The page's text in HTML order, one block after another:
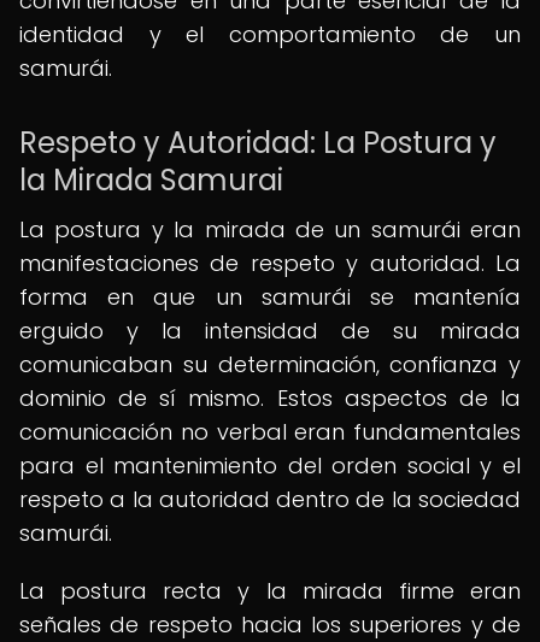
identidad y el comportamiento de un
samurái.
Respeto y Autoridad: La Postura y
la Mirada Samurai
La postura y la mirada de un samurái eran
manifestaciones de respeto y autoridad. La
forma en que un samurái se mantenía
erguido y la intensidad de su mirada
comunicaban su determinación, confianza y
dominio de sí mismo. Estos aspectos de la
comunicación no verbal eran fundamentales
para el mantenimiento del orden social y el
respeto a la autoridad dentro de la sociedad
samurái.
La postura recta y la mirada firme eran
señales de respeto hacia los superiores y de